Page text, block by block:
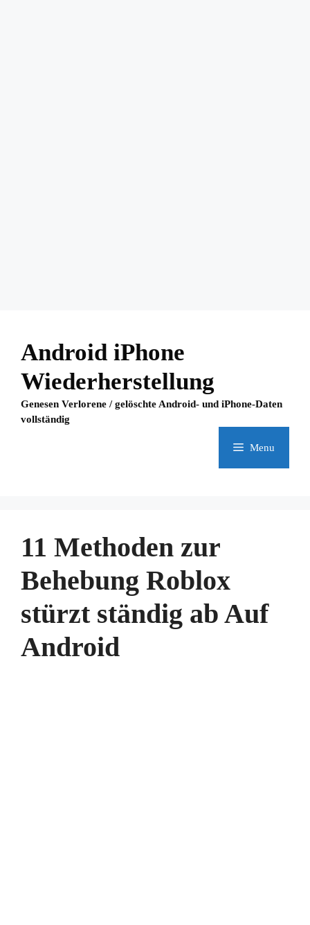
Android iPhone
Wiederherstellung
Genesen Verlorene / gelöschte Android- und iPhone-Daten
vollständig
Menu
11 Methoden zur
Behebung Roblox
stürzt ständig ab Auf
Android